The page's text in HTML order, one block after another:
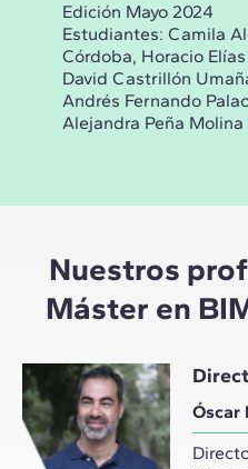
Edición Mayo 2024
Estudiantes: Camila
Córdoba, Horacio
David Castrillón
Andrés Fernando
Alejandra Peña Molina
Nuestros
Máster en
Óscar